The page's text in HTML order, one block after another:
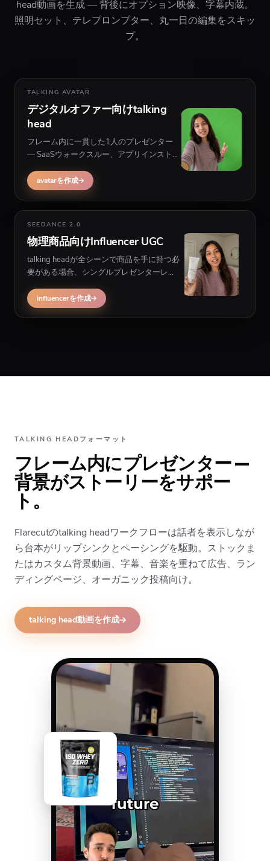
head動画を生成 — 背後にオプション映像、字幕内蔵。
照明セット、テレプロンプター、丸一日の編集をスキッ
プ。
TALKING AVATAR
デジタルオファー向けtalking
head
フレーム内に一貫した1人のプレゼンター
— SaaSウォークスルー、アプリインストー
B-rollがあるWebサイト解説向け。
avatarを作成
SEEDANCE 2.0
物理商品向けInfluencer UGC
talking headが全シーンで商品を手に持つ必
要がある場合、シングルプレゼンターレイ
に切り替え。
influencerを作成
TALKING HEADフォーマット
フレーム内にプレゼンター —
背景がストーリーをサポー
ト。
Flarecutのtalking headワークフローは話者を表示しなが
ら台本がリップシンクとペーシングを駆動。ストックま
たはカスタム背景動画、字幕、音楽を重ねて広告、ラン
ディングページ、オーガニック投稿向け。
talking head動画を作成